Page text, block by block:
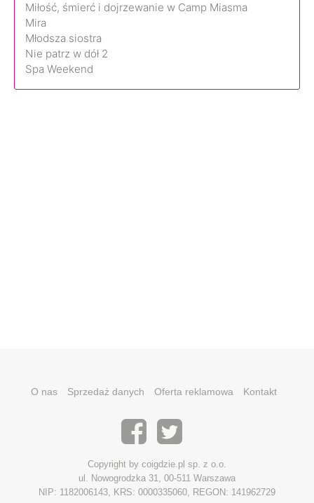
Miłość, śmierć i dojrzewanie w Camp Miasma
Mira
Młodsza siostra
Nie patrz w dół 2
Spa Weekend
O nas Sprzedaż danych Oferta reklamowa Kontakt
Copyright by coigdzie.pl sp. z o.o.
ul. Nowogrodzka 31, 00-511 Warszawa
NIP: 1182006143, KRS: 0000335060, REGON: 141962729